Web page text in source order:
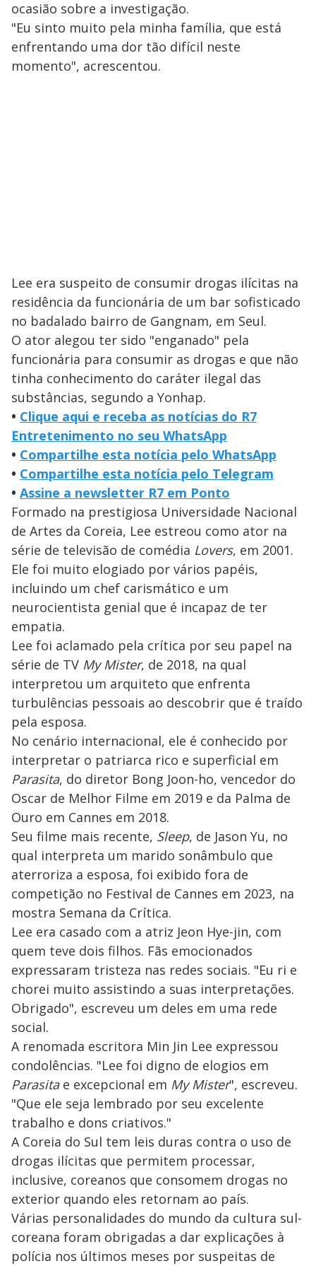
ocasião sobre a investigação.
"Eu sinto muito pela minha família, que está
enfrentando uma dor tão difícil neste
momento", acrescentou.
Lee era suspeito de consumir drogas ilícitas na
residência da funcionária de um bar sofisticado
no badalado bairro de Gangnam, em Seul.
O ator alegou ter sido "enganado" pela
funcionária para consumir as drogas e que não
tinha conhecimento do caráter ilegal das
substâncias, segundo a Yonhap.
• Clique aqui e receba as notícias do R7
Entretenimento no seu WhatsApp
• Compartilhe esta notícia pelo WhatsApp
• Compartilhe esta notícia pelo Telegram
• Assine a newsletter R7 em Ponto
Formado na prestigiosa Universidade Nacional
de Artes da Coreia, Lee estreou como ator na
série de televisão de comédia Lovers, em 2001.
Ele foi muito elogiado por vários papéis,
incluindo um chef carismático e um
neurocientista genial que é incapaz de ter
empatia.
Lee foi aclamado pela crítica por seu papel na
série de TV My Mister, de 2018, na qual
interpretou um arquiteto que enfrenta
turbulências pessoais ao descobrir que é traído
pela esposa.
No cenário internacional, ele é conhecido por
interpretar o patriarca rico e superficial em
Parasita, do diretor Bong Joon-ho, vencedor do
Oscar de Melhor Filme em 2019 e da Palma de
Ouro em Cannes em 2018.
Seu filme mais recente, Sleep, de Jason Yu, no
qual interpreta um marido sonâmbulo que
aterroriza a esposa, foi exibido fora de
competição no Festival de Cannes em 2023, na
mostra Semana da Crítica.
Lee era casado com a atriz Jeon Hye-jin, com
quem teve dois filhos. Fãs emocionados
expressaram tristeza nas redes sociais. "Eu ri e
chorei muito assistindo a suas interpretações.
Obrigado", escreveu um deles em uma rede
social.
A renomada escritora Min Jin Lee expressou
condolências. "Lee foi digno de elogios em
Parasita e excepcional em My Mister", escreveu.
"Que ele seja lembrado por seu excelente
trabalho e dons criativos."
A Coreia do Sul tem leis duras contra o uso de
drogas ilícitas que permitem processar,
inclusive, coreanos que consomem drogas no
exterior quando eles retornam ao país.
Várias personalidades do mundo da cultura sul-
coreana foram obrigadas a dar explicações à
polícia nos últimos meses por suspeitas de